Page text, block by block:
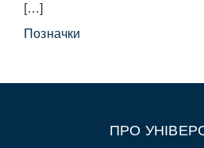
[…]
Позначки
ПРО